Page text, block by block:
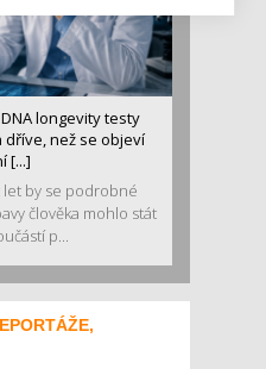
longevity testy
než se objeví
[...]
let by se podrobné
člověka mohlo stát
p...